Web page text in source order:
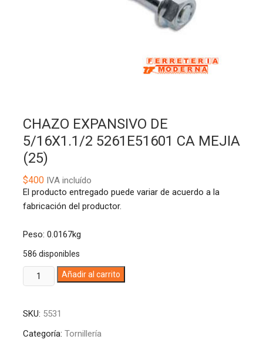
CHAZO EXPANSIVO DE
5/16X1.1/2 5261E51601 CA MEJIA
(25)
$400IVA incluído
El producto entregado puede variar de acuerdo a la
fabricación del productor.
Peso: 0.0167kg
586 disponibles
CHAZO
EXPANSIVO
5/16X1.1/2
5261E51601
Añadir al carrito
SKU: 5531
Categoría: Tornillería